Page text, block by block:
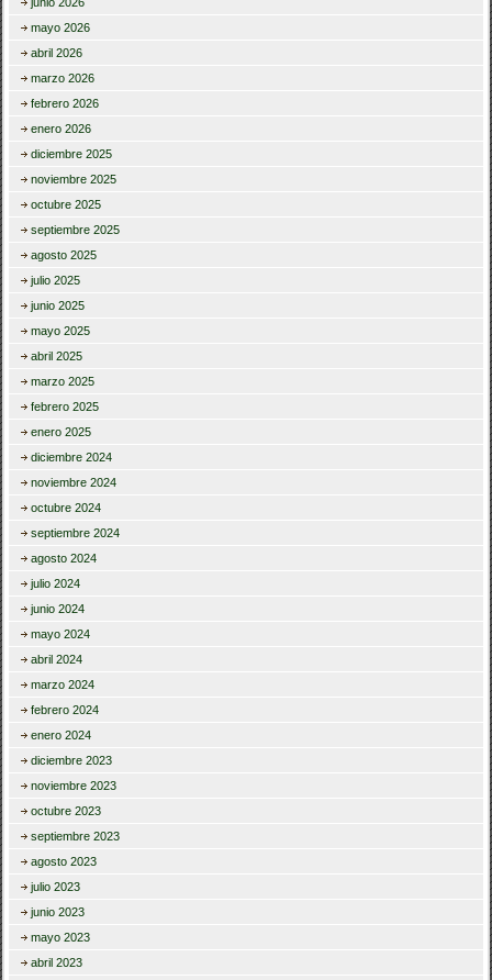
mayo 2026
abril 2026
marzo 2026
febrero 2026
enero 2026
diciembre 2025
noviembre 2025
octubre 2025
septiembre 2025
agosto 2025
julio 2025
junio 2025
mayo 2025
abril 2025
marzo 2025
febrero 2025
enero 2025
diciembre 2024
noviembre 2024
octubre 2024
septiembre 2024
agosto 2024
julio 2024
junio 2024
mayo 2024
abril 2024
marzo 2024
febrero 2024
enero 2024
diciembre 2023
noviembre 2023
octubre 2023
septiembre 2023
agosto 2023
julio 2023
junio 2023
mayo 2023
abril 2023